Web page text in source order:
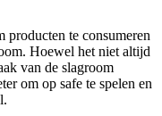
producten te consumeren
Hoewel het niet altijd
van de slagroom
om op safe te spelen en